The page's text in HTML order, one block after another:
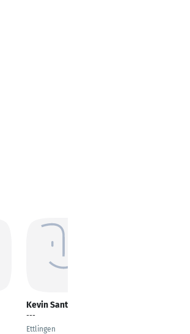
Kevin Santoro
---
Ettlingen